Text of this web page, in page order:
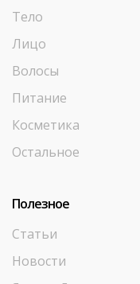
Тело
Лицо
Волосы
Питание
Косметика
Остальное
Полезное
Статьи
Новости